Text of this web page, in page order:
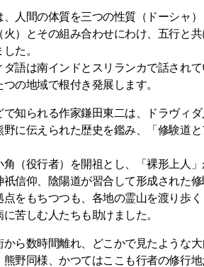
、人間の体質を三つの性質（ドーシャ
火）とその組み合わせにわけ、五行と
た。
語は南インドとスリランカで話され
の地域で根付き発展します。
で知られる作家鎌田東二は、ドラヴィ
野に伝えられた歴史を鑑み、「修験道
（役行者）を開祖とし、「裸形上人
信仰、陰陽道が習合して形成された
をもちつつも、各地の霊山を渡り歩
苦しむ人たちも助けました。
から数時間離れ、どこかで見たような
熊野同様、かつてはここも行者の修行